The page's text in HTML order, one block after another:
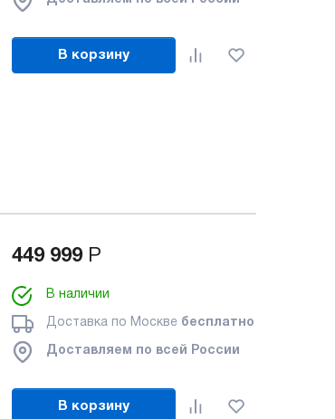
В корзину
449 999 Р
В наличии
Доставка по Москве бесплатно
Доставляем по всей России
В корзину